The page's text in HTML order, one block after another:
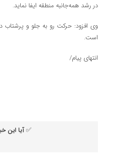
در رشد همه‌جانبه منطقه ایفا نماید.
وی افزود: حرکت رو به جلو و پرشتاب
است.
انتهای پیام/
✅ آیا این